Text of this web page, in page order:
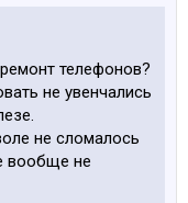
телефонов?
не увенчались
не сломалось
вообще не